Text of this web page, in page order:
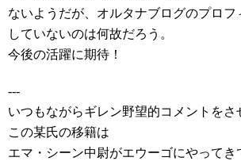
ないようだが、オルタナブログのプロフ
していないのは何故だろう。
今後の活躍に期待！
---
いつもながらギレン野望的コメントをさ
この某氏の移籍は
エマ・シーン中尉がエウーゴにやってき